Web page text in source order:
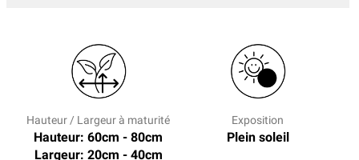
Hauteur / Largeur à maturité
Hauteur: 60cm - 80cm
Largeur: 20cm - 40cm
Exposition
Plein soleil